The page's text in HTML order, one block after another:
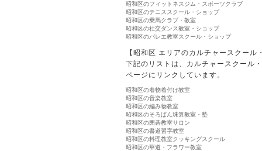
昭和区のフィットネスジム・スポーツクラブ
昭和区のテニススクール・ショップ
昭和区の乗馬クラブ・教室
昭和区の社交ダンス教室・ショップ
昭和区のバレエ教室スクール・ショップ
【昭和区 エリアのカルチャースクール
下記のリストは、カルチャースクール
ページにリンクしています。
昭和区の着物着付け教室
昭和区の音楽教室
昭和区の編み物教室
昭和区のそろばん珠算教室・塾
昭和区の囲碁教室サロン
昭和区の書道習字教室
昭和区の料理教室クッキングスクール
昭和区の華道・フラワー教室